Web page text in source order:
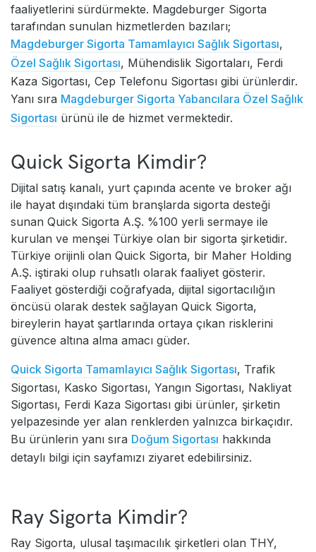
faaliyetlerini sürdürmekte. Magdeburger Sigorta
tarafından sunulan hizmetlerden bazıları;
Magdeburger Sigorta Tamamlayıcı Sağlık Sigortası,
Özel Sağlık Sigortası, Mühendislik Sigortaları, Ferdi
Kaza Sigortası, Cep Telefonu Sigortası gibi ürünlerdir.
Yanı sıra Magdeburger Sigorta Yabancılara Özel Sağlık
Sigortası ürünü ile de hizmet vermektedir.
Quick Sigorta Kimdir?
Dijital satış kanalı, yurt çapında acente ve broker ağı
ile hayat dışındaki tüm branşlarda sigorta desteği
sunan Quick Sigorta A.Ş. %100 yerli sermaye ile
kurulan ve menşei Türkiye olan bir sigorta şirketidir.
Türkiye orijinli olan Quick Sigorta, bir Maher Holding
A.Ş. iştiraki olup ruhsatlı olarak faaliyet gösterir.
Faaliyet gösterdiği coğrafyada, dijital sigortacılığın
öncüsü olarak destek sağlayan Quick Sigorta,
bireylerin hayat şartlarında ortaya çıkan risklerini
güvence altına alma amacı güder.
Quick Sigorta Tamamlayıcı Sağlık Sigortası, Trafik
Sigortası, Kasko Sigortası, Yangın Sigortası, Nakliyat
Sigortası, Ferdi Kaza Sigortası gibi ürünler, şirketin
yelpazesinde yer alan renklerden yalnızca birkaçıdır.
Bu ürünlerin yanı sıra Doğum Sigortası hakkında
detaylı bilgi için sayfamızı ziyaret edebilirsiniz.
Ray Sigorta Kimdir?
Ray Sigorta, ulusal taşımacılık şirketleri olan THY,